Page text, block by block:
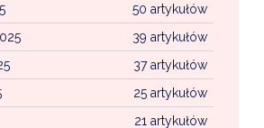
50 artykułów
39 artykułów
37 artykułów
25 artykułów
21 artykułów